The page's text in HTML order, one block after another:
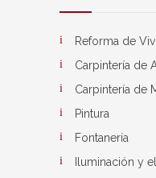
Reforma de
Carpintería de
Carpintería de
Pintura
Fontanería
Iluminación y